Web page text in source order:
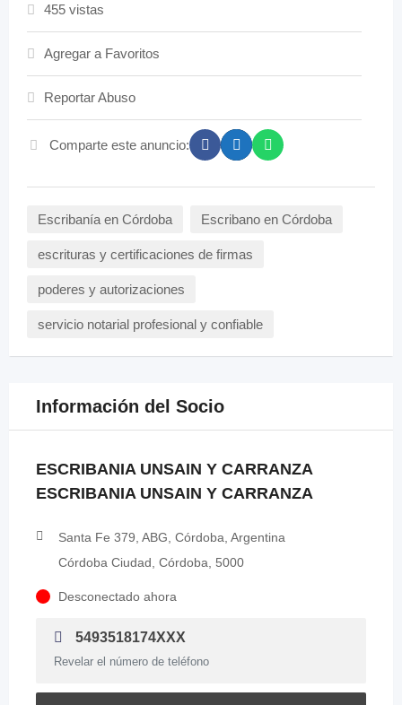
455 vistas
Agregar a Favoritos
Reportar Abuso
Comparte este anuncio:
Escribanía en Córdoba Escribano en Córdoba
escrituras y certificaciones de firmas
poderes y autorizaciones
servicio notarial profesional y confiable
Información del Socio
ESCRIBANIA UNSAIN Y CARRANZA
ESCRIBANIA UNSAIN Y CARRANZA
Santa Fe 379, ABG, Córdoba, Argentina
Córdoba Ciudad, Córdoba, 5000
Desconectado ahora
5493518174XXX
Revelar el número de teléfono